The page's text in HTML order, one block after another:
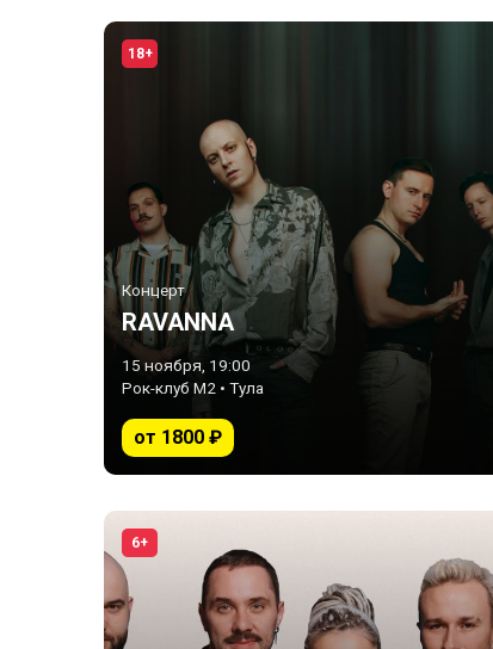
18+
Концерт
RAVANNA
15 ноября, 19:00
Рок-клуб М2 • Тула
от 1800 ₽
6+